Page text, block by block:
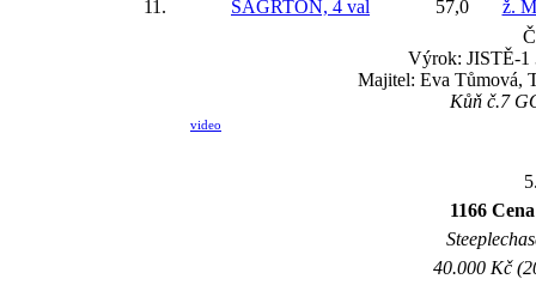
11. SAGRTON, 4 val 57,0
ž.
Výrok: JISTĚ-1
Majitel: Eva Tůmová,
Kůň č.7
video
1166
40.000 Kč